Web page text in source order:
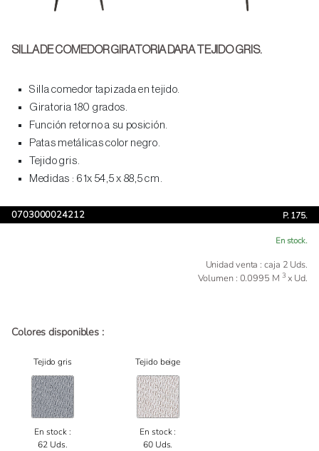
SILLA DE COMEDOR GIRATORIA DARA TEJIDO GRIS.
Silla comedor tapizada en tejido.
Giratoria 180 grados.
Función retorno a su posición.
Patas metálicas color negro.
Tejido gris.
Medidas : 61x 54,5 x 88,5 cm.
0703000024212 P. 175.
En stock.
Unidad venta : caja 2 Uds.
Volumen : 0.0995 M 3 x Ud.
Colores disponibles :
Tejido gris
En stock :
62 Uds.
Tejido beige
En stock :
60 Uds.